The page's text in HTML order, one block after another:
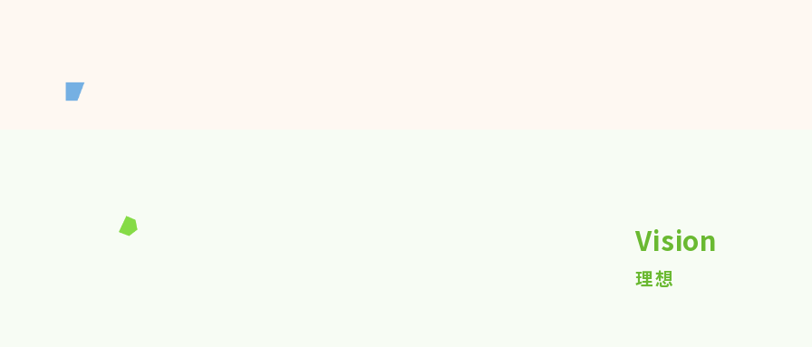
Vision
理想